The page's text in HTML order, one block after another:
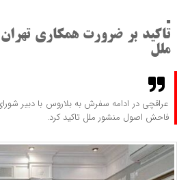
تاکید بر ضرورت همکاری
ملل
عراقچی در ادامه سفرش به بلاروس با دبیر
فاحش اصول منشور ملل تاکید کرد.